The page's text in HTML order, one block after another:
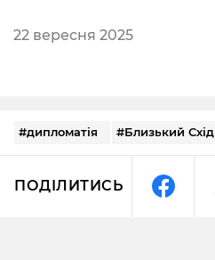
22 вересня 2025
#дипломатія #Близький Схід
ПОДІЛИТИСЬ